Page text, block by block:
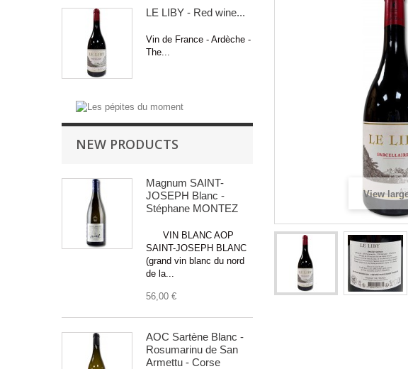
LE LIBY - Red wine...
Vin de France - Ardèche -
The...
NEW PRODUCTS
Magnum SAINT-
JOSEPH Blanc -
Stéphane MONTEZ
VIN BLANC AOP
SAINT-JOSEPH BLANC
(grand vin blanc du nord
de la...
56,00 €
AOC Sartène Blanc -
Rosumarinu de San
Armettu - Corse
View